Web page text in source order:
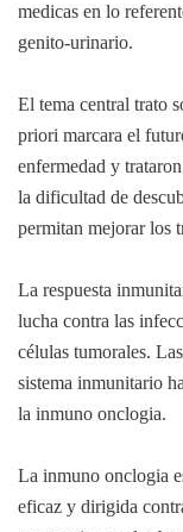
medicas en lo
genito-urinario.
El tema central trato
priori marcara el
enfermedad y
la dificultad de
permitan mejorar los
La respuesta
lucha contra las
células tumorales.
sistema inmunitario
la inmuno onclogia.
La inmuno onclogia
eficaz y dirigida